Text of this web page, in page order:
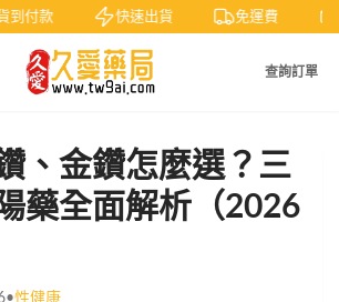
付款 快速出貨 免運費
查詢訂單
、金鑽怎麼選？三
藥全面解析（2026
•性健康